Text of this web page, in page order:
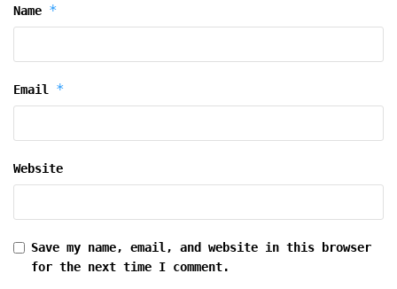
Name *
Email *
Website
Save my name, email, and website in this browser
for the next time I comment.